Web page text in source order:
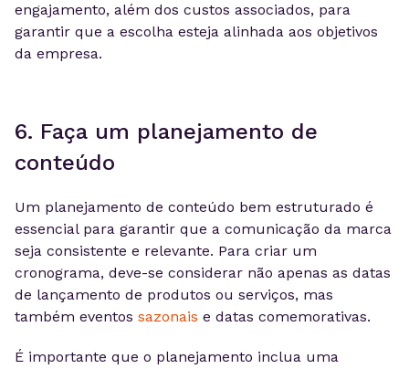
engajamento, além dos custos associados, para
garantir que a escolha esteja alinhada aos objetivos
da empresa.
6. Faça um planejamento de
conteúdo
Um planejamento de conteúdo bem estruturado é
essencial para garantir que a comunicação da marca
seja consistente e relevante. Para criar um
cronograma, deve-se considerar não apenas as datas
de lançamento de produtos ou serviços, mas
também eventos sazonais e datas comemorativas.
É importante que o planejamento inclua uma